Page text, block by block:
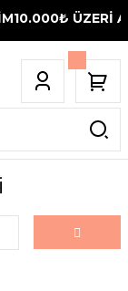
10.000₺ ÜZERİ